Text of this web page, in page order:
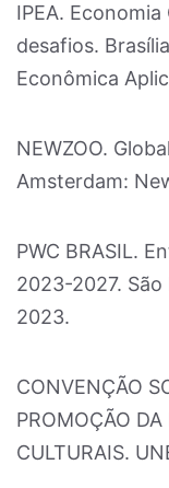
IPEA.
desafios.
Econômica
NEWZOO.
Amsterdam:
PWC BRASIL.
2023-2027.
2023.
CONVENÇÃO
PROMOÇÃO DA
CULTURAIS.